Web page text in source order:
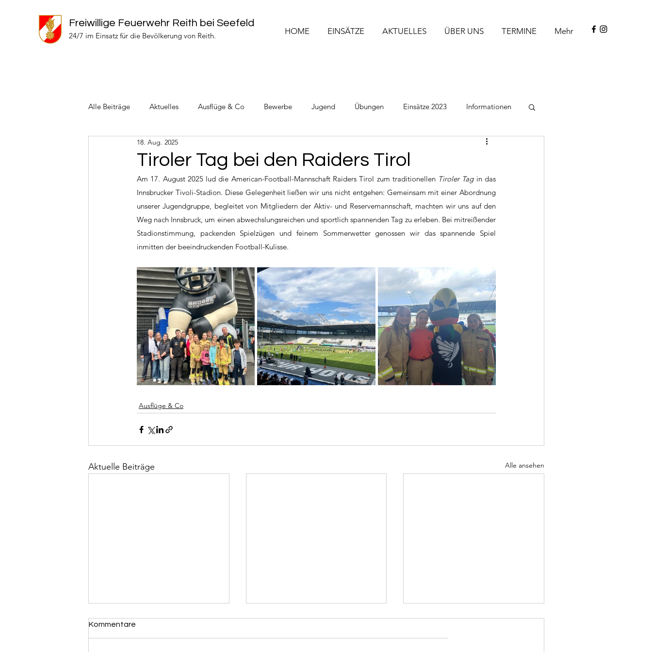
Freiwillige Feuerwehr Reith bei Seefeld
24/7 im Einsatz für die Bevölkerung von Reith. HOME EINSÄTZE AKTUELLES ÜBER UNS TERMINE Mehr
Alle Beiträge Aktuelles Ausflüge & Co Bewerbe Jugend Übungen Einsätze 2023 Informationen
Einsätze 2024 Einsätze 2022
Tiroler Tag bei den Raiders Tirol
18. Aug. 2025
Am 17. August 2025 lud die American-Football-Mannschaft Raiders Tirol zum traditionellen Tiroler Tag in das
Innsbrucker Tivoli-Stadion. Diese Gelegenheit ließen wir uns nicht entgehen: Gemeinsam mit einer Abordnung
unserer Jugendgruppe, begleitet von Mitgliedern der Aktiv- und Reservemannschaft, machten wir uns auf den
Weg nach Innsbruck, um einen abwechslungsreichen und sportlich spannenden Tag zu erleben. Bei mitreißender
Stadionstimmung, packenden Spielzügen und feinem Sommerwetter genossen wir das spannende Spiel
inmitten der beeindruckenden Football-Kulisse.
Ausflüge & Co
Aktuelle Beiträge Alle ansehen
Kommentare